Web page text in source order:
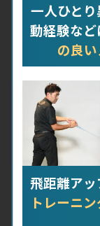
一人ひと
動経験な
の良
飛距離ア
トレーニ